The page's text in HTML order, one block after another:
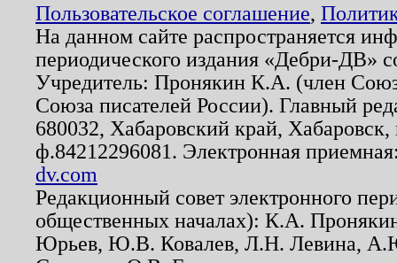
Пользовательское соглашение,
На данном сайте распространяется
периодического издания «Дебри-ДВ»
Учредитель: Пронякин К.А. (член
Союза писателей России). Главный
680032, Хабаровский край,
ф.84212296081. Электронная
dv.com
Редакционный совет электронного
общественных началах): К.А.
Юрьев, Ю.В. Ковалев, Л.Н. Левина,